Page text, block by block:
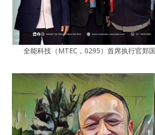
全能科技（MTEC，0295）首席执行官郑